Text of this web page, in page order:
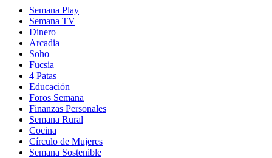
Semana Play
Semana TV
Dinero
Arcadia
Soho
in
new
window
Fucsia
in
new
window
4 Patas
Educación
Foros Semana
Finanzas Personales
Semana Rural
Cocina
Círculo de Mujeres
Semana Sostenible